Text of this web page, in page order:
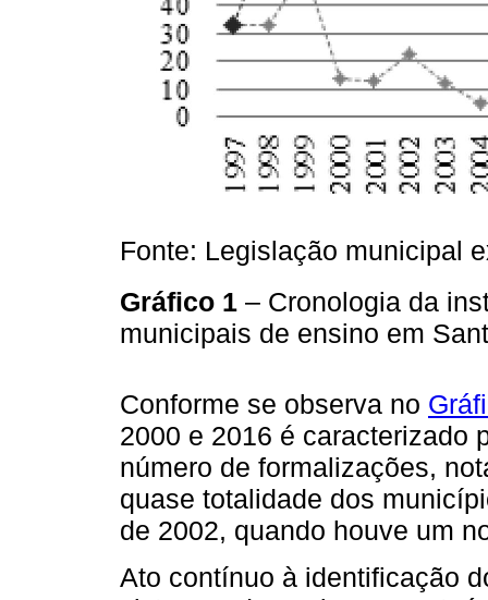
Fonte: Legislação municipal
Gráfico 1 – Cronologia da
municipais de ensino em
Conforme se observa no
2000 e 2016 é caracterizado
número de formalizações,
quase totalidade dos
de 2002, quando houve um
Ato contínuo à identificação